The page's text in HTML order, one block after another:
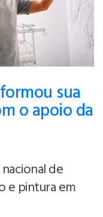
sua
o apoio da
de
e pintura em